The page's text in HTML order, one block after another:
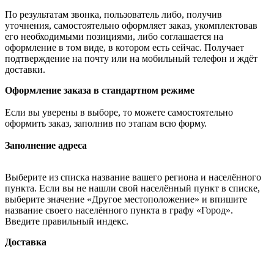
По результатам звонка, пользователь либо, получив
уточнения, самостоятельно оформляет заказ, укомплектовав
его необходимыми позициями, либо соглашается на
оформление в том виде, в котором есть сейчас. Получает
подтверждение на почту или на мобильный телефон и ждёт
доставки.
Оформление заказа в стандартном режиме
Если вы уверены в выборе, то можете самостоятельно
оформить заказ, заполнив по этапам всю форму.
Заполнение адреса
Выберите из списка название вашего региона и населённого
пункта. Если вы не нашли свой населённый пункт в списке,
выберите значение «Другое местоположение» и впишите
название своего населённого пункта в графу «Город».
Введите правильный индекс.
Доставка